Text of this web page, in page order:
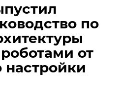
по
от
настройки